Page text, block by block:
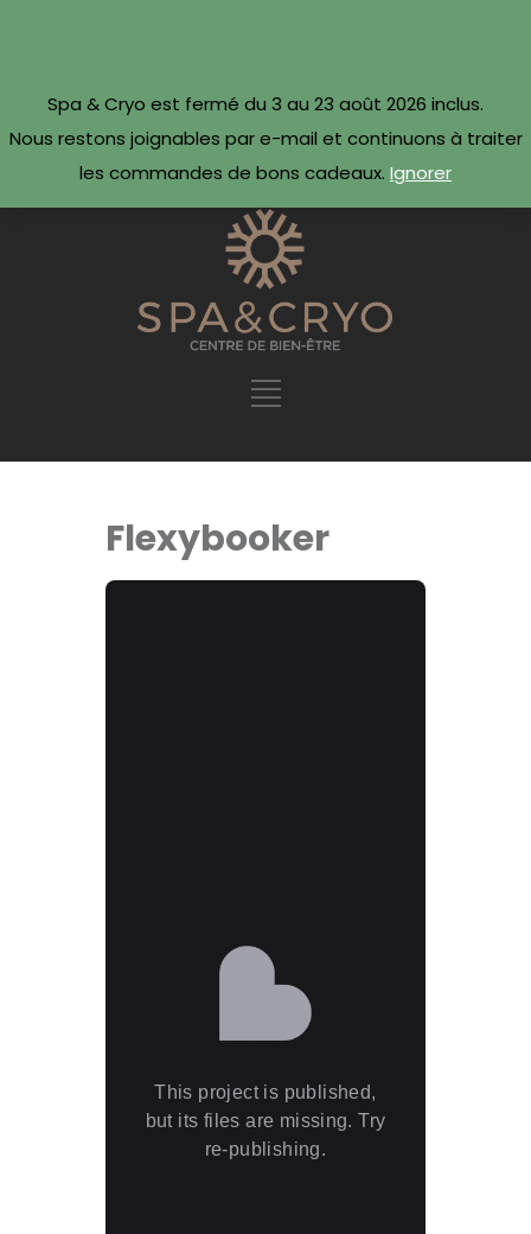
Réserver maintenant ·
Flexybooker
Spa & Cryo est fermé du 3 au 23 août 2026 inclus.
Nous restons joignables par e-mail et continuons à traiter
les commandes de bons cadeaux. Ignorer